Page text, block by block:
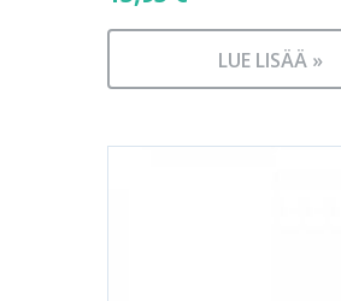
LUE LISÄÄ »